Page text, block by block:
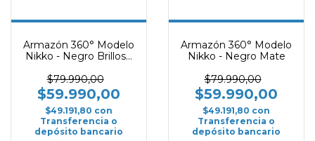
Armazón 360° Modelo
Nikko - Negro Brilloso
$79.990,00
$59.990,00
$49.191,80 con
Transferencia o
depósito bancario
Armazón 360° Modelo
Nikko - Negro Mate
$79.990,00
$59.990,00
$49.191,80 con
Transferencia o
depósito bancario